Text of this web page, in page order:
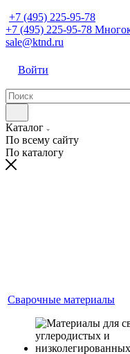
+7 (495) 225-95-78
+7 (495) 225-95-78
sale@ktnd.ru
Войти
Каталог
По всему сайту
По каталогу
Сварочные материалы